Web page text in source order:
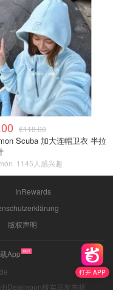
打开 APP
€118.00
Scuba 加大连帽卫衣 半拉
1145人感兴趣
InRewards
版权声明
App
Dealmoon核实后发布折